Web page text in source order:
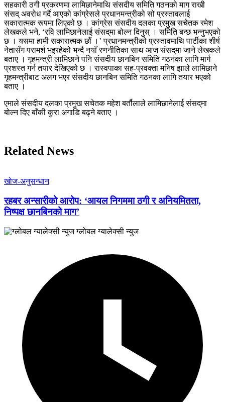
सहकारी ठगी प्रकरणमा लामिछानेमाथि संसदीय समिति गठनको माग राखी
संसद् अवरोध गर्दै आएको कांग्रेसले प्रधानमन्त्रीको सो प्रस्तावलाई
सकारात्मक रूपमा लिएको छ । कांग्रेस संसदीय दलका प्रमुख सचेतक रमेश
लेखकले भने, ‘रवि लामिछानेलाई संसद्‌मा बोल्न दिनुस् । समिति बन्छ भन्नुभएको
छ । यसमा हामी सकारात्मक छौं ।’ प्रधानमन्त्रीको प्रस्तावमाथि पार्टीका शीर्ष
नेतासँग परामर्श भइरहेको भन्दै नयाँ रणनीतिका साथ आज संसद्‌मा जाने लेखकले
बताए । गृहमन्त्री लामिछाने पनि संसदीय छानबिन समिति गठनका लागि मार्ग
प्रशस्त गर्न तयार देखिएको छ । रास्वपाका सह-प्रवक्ता मनिष झाले लामिछाने
गृहमन्त्रीबाट अलग भएर संसदीय छानबिन समिति गठनका लागि तयार भएको
बताए ।
एमाले संसदीय दलका प्रमुख सचेतक महेश बर्तौलाले लामिछानेलाई संसद्‌मा
बोल्न दिए बाँकी कुरा अगाडि बढ्ने बताए ।
Related News
खोज-अनुसन्धान
रहबर अन्सारीको आरोप: ‘आयल निगममा ठगी र अनियमितता,
निष्पक्ष छानबिनको माग’
ग्लोबल ग्यालेक्सी न्युज